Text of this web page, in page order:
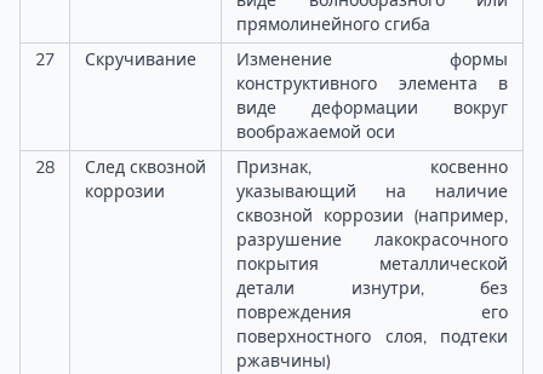
прямолинейного сгиба
27
Скручивание
Изменение формы
конструктивного элемента в
виде деформации вокруг
воображаемой оси
28
След сквозной
коррозии
Признак, косвенно
указывающий на наличие
сквозной коррозии (например,
разрушение лакокрасочного
покрытия металлической
детали изнутри, без
повреждения его
поверхностного слоя, подтеки
ржавчины)